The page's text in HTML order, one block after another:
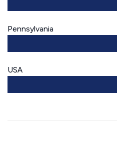
Pennsylvania
USA